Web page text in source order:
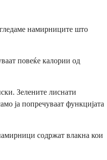
намирниците што
повеќе калории од
Зелените лиснати
ја попречуваат функцијата
содржат влакна кои